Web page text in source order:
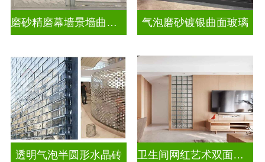
磨砂精磨幕墙景墙曲面玻璃 气泡磨砂镀银曲面玻璃
透明气泡半圆形水晶砖 卫生间网红艺术双面玻璃砖